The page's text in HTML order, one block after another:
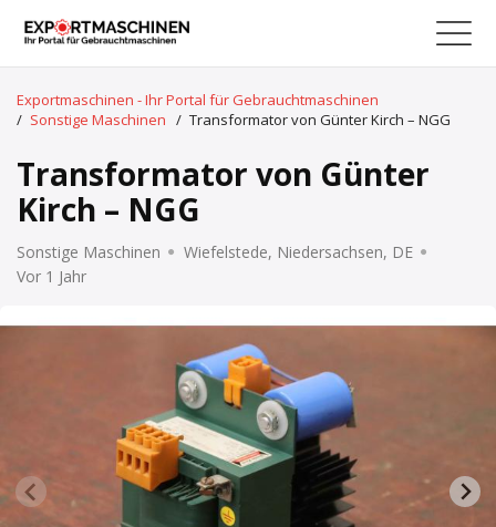
Exportmaschinen - Ihr Portal für Gebrauchtmaschinen
/ Sonstige Maschinen / Transformator von Günter Kirch – NGG
Transformator von Günter
Kirch – NGG
Sonstige Maschinen
Wiefelstede, Niedersachsen, DE
Vor 1 Jahr